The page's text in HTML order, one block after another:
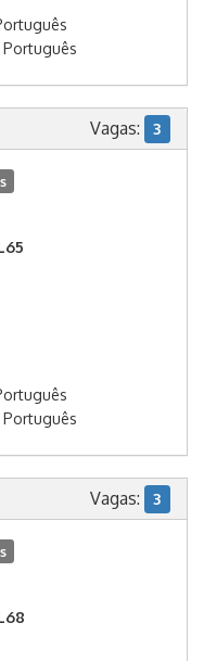
Português
Vagas: 3
Português
Vagas: 3